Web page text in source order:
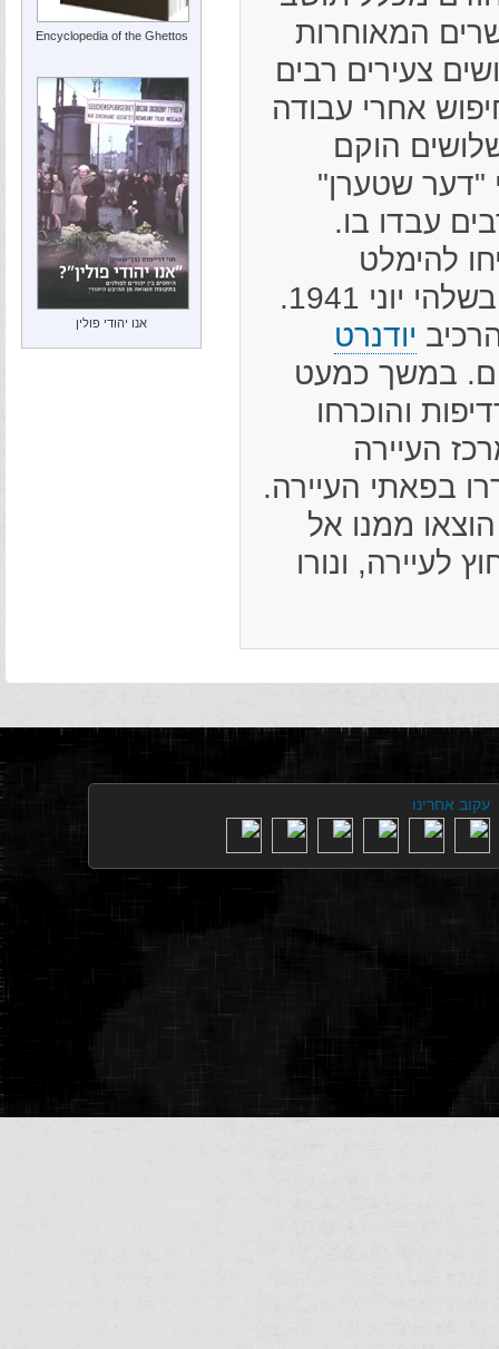
המאוחרות
צעירים רבים
אחרי עבודה
הוקם
"דער שטערן"
עבדו בו.
להימלט
מווכנובקה טרם כיבושה על ידי צבא גרמניה בשלהי יוני 1941.
יודנרט
במשך כמעט
והוכרחו
1942 הוקם במרכז העיירה
בפאתי העיירה.
וכ- 400 היהודים הוצאו ממנו אל
לעיירה, ונורו
Encyclopedia of the Ghettos
אנו יהודי פולין
עקוב אחרינו